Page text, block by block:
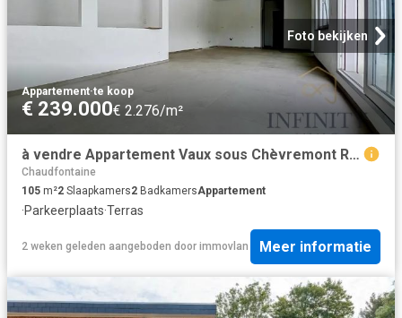
Foto bekijken
Appartement·te koop
€ 239.000€ 2.276/m²
à vendre Appartement Vaux sous Chèvremont Rue des Economes
Chaudfontaine
105 m²2 Slaapkamers2 BadkamersAppartement
·Parkeerplaats·Terras
2 weken geleden aangeboden door immovlan Meer informatie